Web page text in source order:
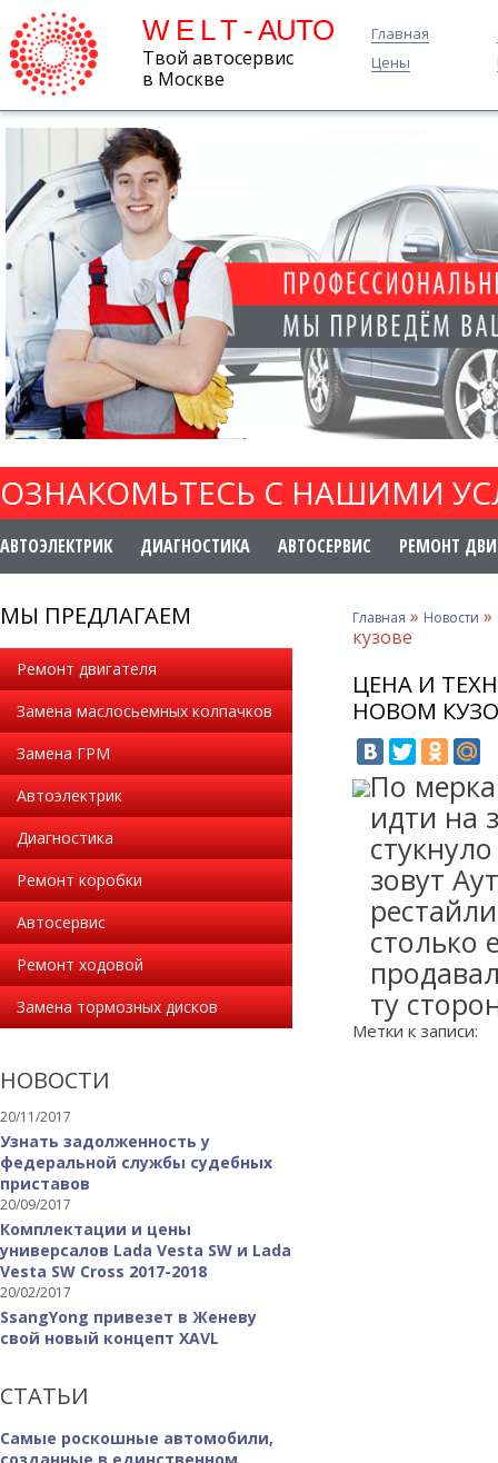
W E L T - AUTO
Твой автосервис
в Москве
Главная
Цены
ОЗНАКОМЬТЕСЬ С НАШИМИ
АВТОЭЛЕКТРИК ДИАГНОСТИКА АВТОСЕРВИС РЕМОНТ
МЫ ПРЕДЛАГАЕМ
Ремонт двигателя
Замена маслосьемных колпачков
Замена ГРМ
Автоэлектрик
Диагностика
Ремонт коробки
Автосервис
Ремонт ходовой
Замена тормозных дисков
НОВОСТИ
20/11/2017
Узнать задолженность у
федеральной службы судебных
приставов
20/09/2017
Комплектации и цены
универсалов Lada Vesta SW и Lada
Vesta SW Cross 2017-2018
20/02/2017
SsangYong привезет в Женеву
свой новый концепт XAVL
СТАТЬИ
Самые роскошные автомобили,
Главная » Новости »
кузове
ЦЕНА И
НОВОМ
По
идти на
зовут
столько
ту
Метки к записи: